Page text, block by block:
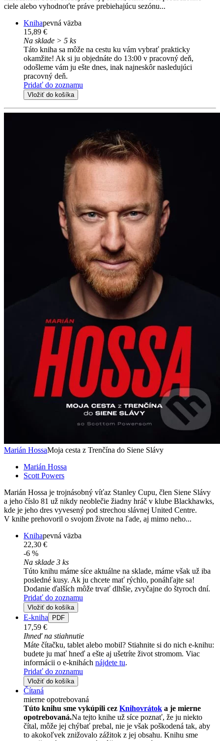
ciele alebo vyhodnoťte práve prebiehajúcu sezónu...
Knihapevná väzba
15,89 €
Na sklade > 5 ks
Táto kniha sa môže na cestu ku vám vybrať prakticky
okamžite! Ak si ju objednáte do 13:00 v pracovný deň,
odošleme vám ju ešte dnes, inak najneskôr nasledujúci
pracovný deň.
Pridať do zoznamu
Vložiť do košíka
Marián HossaMoja cesta z Trenčína do Siene Slávy
Marián Hossa
Scott Powers
Marián Hossa je trojnásobný víťaz Stanley Cupu, člen Siene Slávy
a jeho číslo 81 už nikdy neoblečie žiadny hráč v klube Blackhawks,
kde je jeho dres vyvesený pod strechou slávnej United Centre.
V knihe prehovoril o svojom živote na ľade, aj mimo neho...
Knihapevná väzba
22,30 €
-6 %
Na sklade 3 ks
Túto knihu máme síce aktuálne na sklade, máme však už iba
posledné kusy. Ak ju chcete mať rýchlo, ponáhľajte sa!
Dodanie ďalších môže trvať dlhšie, zvyčajne do štyroch dní.
Pridať do zoznamu
Vložiť do košíka
E-kniha PDF
17,59 €
Ihneď na stiahnutie
Máte čítačku, tablet alebo mobil? Stiahnite si do nich e-knihu:
budete ju mať hneď a ešte aj ušetríte život stromom. Viac
informácii o e-knihách nájdete tu.
Pridať do zoznamu
Vložiť do košíka
Čítaná
mierne opotrebovaná
Túto knihu sme vykúpili cez Knihovrátok a je mierne
opotrebovaná.Na tejto knihe už síce poznať, že ju niekto
čítal, môže jej chýbať prebal, nie je však poškodená tak, aby
to akokoľvek znižovalo zážitok z jej obsahu. Knihu sme